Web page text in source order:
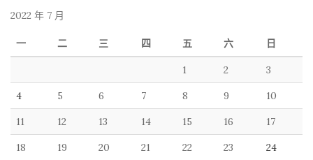
2022 年 7 月
一 二 三 四 五 六 日
1 2 3
4 5 6 7 8 9 10
11 12 13 14 15 16 17
18 19 20 21 22 23 24